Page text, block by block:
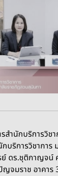
ำนักบริการวิช
บริการวิชากา
ดร.ชุติกาญจน์
จมราช อาคาร